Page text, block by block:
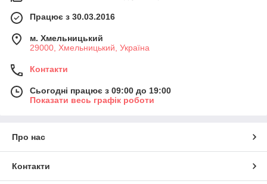
Працює з 30.03.2016
м. Хмельницький
29000, Хмельницький, Україна
Контакти
Сьогодні працює з 09:00 до 19:00
Показати весь графік роботи
Про нас
Контакти